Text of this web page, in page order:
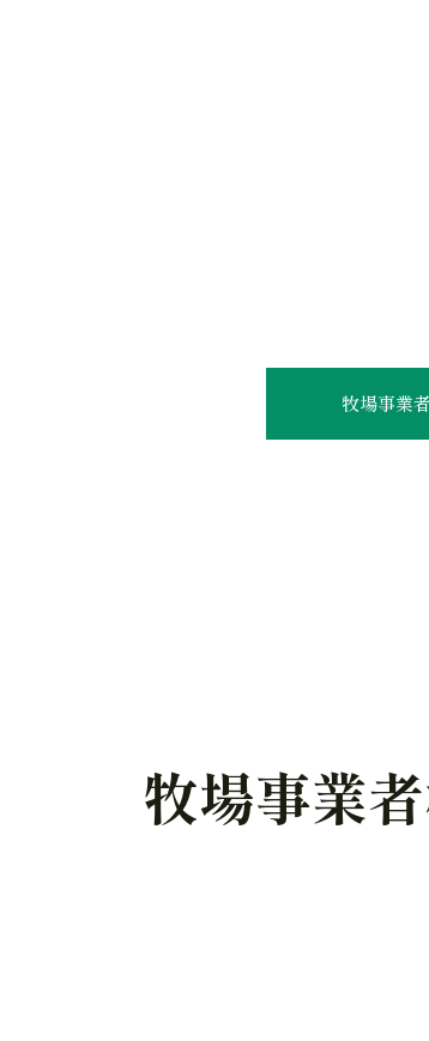
牧場事業
牧場事業